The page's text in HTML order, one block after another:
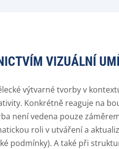
VIZUÁLNÍ
výtvarné tvorby v
Konkrétně reaguje na
není vedena pouze
roli v utváření a
podmínky). A také při